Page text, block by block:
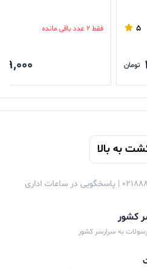
5
تومان
فقط 2 عدد باقی مانده
به بالا
کشور
به سرارسر کشور